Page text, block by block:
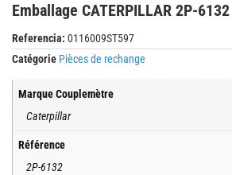
Emballage CATERPILLAR 2P-6132
Referencia: 0116009ST597
Catégorie Pièces de rechange
Marque Couplemètre
Caterpillar
Référence
2P-6132